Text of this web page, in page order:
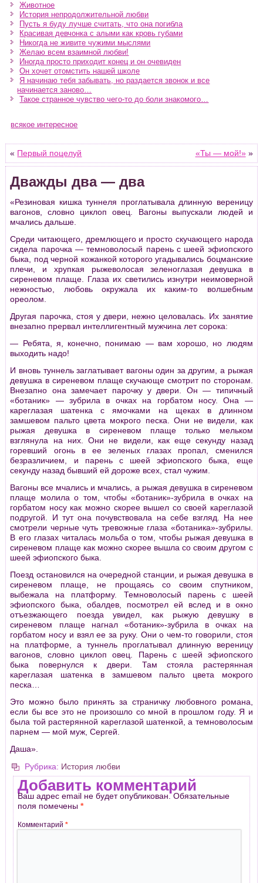
Животное
История непродолжительной любви
Пусть я буду лучше считать, что она погибла
Красивая девчонка с алыми как кровь губами
Никогда не живите чужими мыслями
Желаю всем взаимной любви!
Иногда просто приходит конец и он очевиден
Он хочет отомстить нашей школе
Я начинаю тебя забывать, но раздается звонок и все
начинается заново…
Такое странное чувство чего-то до боли знакомого…
всякое интересное
« Первый поцелуй «Ты — мой!»»
Дважды два — два
«Резиновая кишка туннеля проглатывала длинную вереницу
вагонов, словно циклоп овец. Вагоны выпускали людей и
мчались дальше.
Среди читающего, дремлющего и просто скучающего народа
сидела парочка — темноволосый парень с шеей эфиопского
быка, под черной кожанкой которого угадывались боцманские
плечи, и хрупкая рыжеволосая зеленоглазая девушка в
сиреневом плаще. Глаза их светились изнутри неимоверной
нежностью, любовь окружала их каким-то волшебным
ореолом.
Другая парочка, стоя у двери, нежно целовалась. Их занятие
внезапно прервал интеллигентный мужчина лет сорока:
— Ребята, я, конечно, понимаю — вам хорошо, но людям
выходить надо!
И вновь туннель заглатывает вагоны один за другим, а рыжая
девушка в сиреневом плаще скучающе смотрит по сторонам.
Внезапно она замечает парочку у двери. Он — типичный
«ботаник» — зубрила в очках на горбатом носу. Она —
кареглазая шатенка с ямочками на щеках в длинном
замшевом пальто цвета мокрого песка. Они не видели, как
рыжая девушка в сиреневом плаще только мельком
взглянула на них. Они не видели, как еще секунду назад
горевший огонь в ее зеленых глазах пропал, сменился
безразличием, и парень с шеей эфиопского быка, еще
секунду назад бывший ей дороже всех, стал чужим.
Вагоны все мчались и мчались, а рыжая девушка в сиреневом
плаще молила о том, чтобы «ботаник»-зубрила в очках на
горбатом носу как можно скорее вышел со своей кареглазой
подругой. И тут она почувствовала на себе взгляд. На нее
смотрели черные чуть тревожные глаза «ботаника»-зубрилы.
В его глазах читалась мольба о том, чтобы рыжая девушка в
сиреневом плаще как можно скорее вышла со своим другом с
шеей эфиопского быка.
Поезд остановился на очередной станции, и рыжая девушка в
сиреневом плаще, не прощаясь со своим спутником,
выбежала на платформу. Темноволосый парень с шеей
эфиопского быка, обалдев, посмотрел ей вслед и в окно
отъезжающего поезда увидел, как рыжую девушку в
сиреневом плаще нагнал «ботаник»-зубрила в очках на
горбатом носу и взял ее за руку. Они о чем-то говорили, стоя
на платформе, а туннель проглатывал длинную вереницу
вагонов, словно циклоп овец. Парень с шеей эфиопского
быка повернулся к двери. Там стояла растерянная
кареглазая шатенка в замшевом пальто цвета мокрого
песка…
Это можно было принять за страничку любовного романа,
если бы все это не произошло со мной в прошлом году. Я и
была той растерянной кареглазой шатенкой, а темноволосым
парнем — мой муж, Сергей.
Даша».
Рубрика: История любви
Добавить комментарий
Ваш адрес email не будет опубликован. Обязательные
поля помечены*
Комментарий*